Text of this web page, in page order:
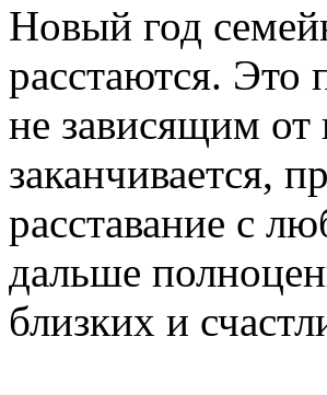
Новый год
расстаются.
не зависящим от
заканчивается,
расставание с
дальше
близких и